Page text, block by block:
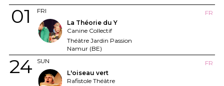
FRI
01
FR
La Théorie du Y
Canine Collectif
Théâtre Jardin Passion
Namur (BE)
SUN
24
FR
L'oiseau vert
Rafistole Théâtre